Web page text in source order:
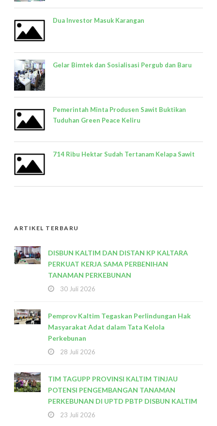
Dua Investor Masuk Karangan
Gelar Bimtek dan Sosialisasi Pergub dan Baru
Pemerintah Minta Produsen Sawit Buktikan
Tuduhan Green Peace Keliru
714 Ribu Hektar Sudah Tertanam Kelapa Sawit
ARTIKEL TERBARU
DISBUN KALTIM DAN DISTAN KP KALTARA
PERKUAT KERJA SAMA PERBENIHAN
TANAMAN PERKEBUNAN
30 Juli 2026
Pemprov Kaltim Tegaskan Perlindungan Hak
Masyarakat Adat dalam Tata Kelola
Perkebunan
28 Juli 2026
TIM TAGUPP PROVINSI KALTIM TINJAU
POTENSI PENGEMBANGAN TANAMAN
PERKEBUNAN DI UPTD PBTP DISBUN KALTIM
23 Juli 2026